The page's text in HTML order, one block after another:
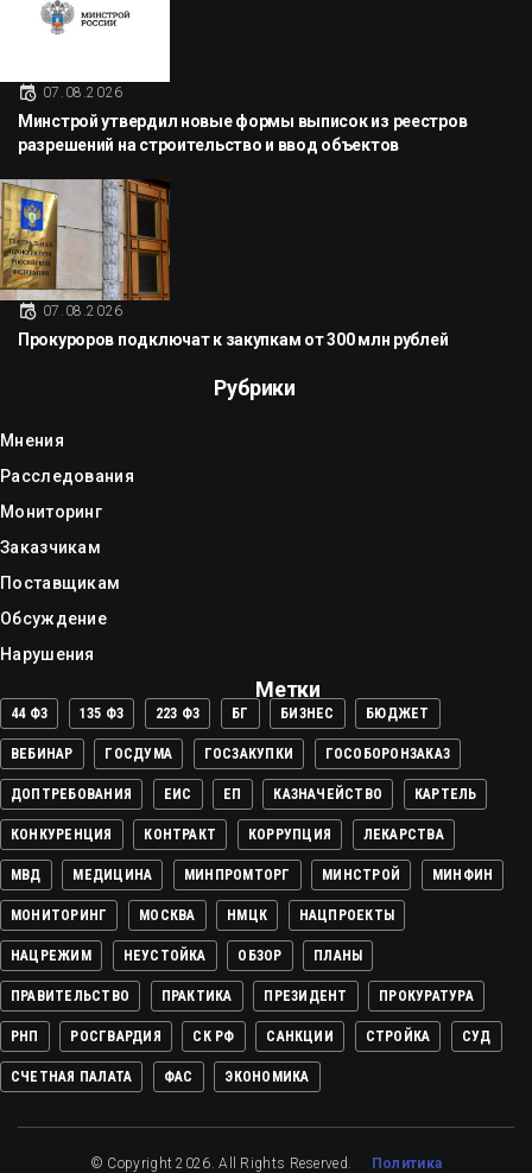
07.08.2026
Минстрой утвердил новые формы выписок из реестров
разрешений на строительство и ввод объектов
07.08.2026
Прокуроров подключат к закупкам от 300 млн рублей
Рубрики
Мнения
Расследования
Мониторинг
Заказчикам
Поставщикам
Обсуждение
Нарушения
Метки
44 ФЗ 135 ФЗ 223 ФЗ БГ БИЗНЕС БЮДЖЕТ
ВЕБИНАР ГОСДУМА ГОСЗАКУПКИ ГОСОБОРОНЗАКАЗ
ДОПТРЕБОВАНИЯ ЕИС ЕП КАЗНАЧЕЙСТВО КАРТЕЛЬ
КОНКУРЕНЦИЯ КОНТРАКТ КОРРУПЦИЯ ЛЕКАРСТВА
МВД МЕДИЦИНА МИНПРОМТОРГ МИНСТРОЙ МИНФИН
МОНИТОРИНГ МОСКВА НМЦК НАЦПРОЕКТЫ
НАЦРЕЖИМ НЕУСТОЙКА ОБЗОР ПЛАНЫ
ПРАВИТЕЛЬСТВО ПРАКТИКА ПРЕЗИДЕНТ ПРОКУРАТУРА
РНП РОСГВАРДИЯ СК РФ САНКЦИИ СТРОЙКА СУД
СЧЕТНАЯ ПАЛАТА ФАС ЭКОНОМИКА
© Copyright 2026. All Rights Reserved. Политика